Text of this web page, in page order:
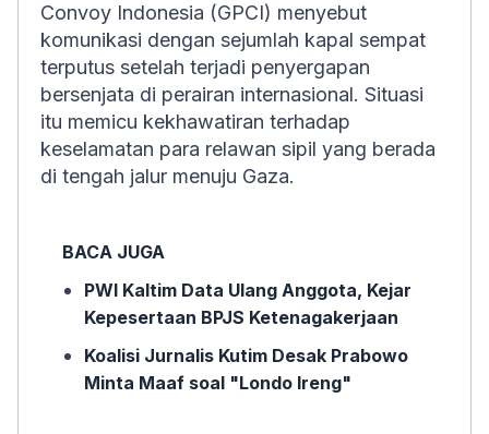
Convoy Indonesia (GPCI) menyebut
komunikasi dengan sejumlah kapal sempat
terputus setelah terjadi penyergapan
bersenjata di perairan internasional. Situasi
itu memicu kekhawatiran terhadap
keselamatan para relawan sipil yang berada
di tengah jalur menuju Gaza.
BACA JUGA
PWI Kaltim Data Ulang Anggota, Kejar
Kepesertaan BPJS Ketenagakerjaan
Koalisi Jurnalis Kutim Desak Prabowo
Minta Maaf soal "Londo Ireng"